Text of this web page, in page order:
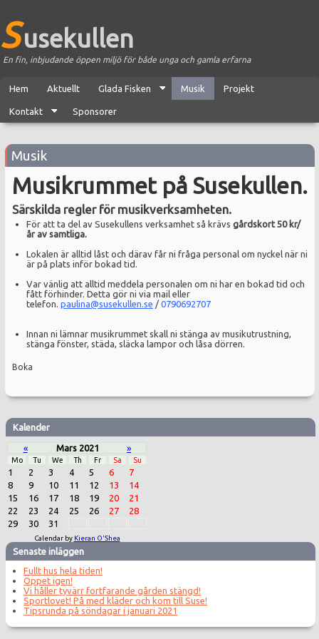
S usekullen
En fin, inbjudande öppen miljö för både unga och gamla erfarna
Hem Aktuellt Glada Fisken Musik Projekt
Kontakt Sponsorer
Musik
Musikrummet på Susekullen.
Särskilda regler för musikverksamheten.
För att ta del av Susekullens verksamhet så krävs gårdskort 50 kr/
år av samtliga.
Lokalen är alltid låst och därav får ni fråga personal om nyckel när ni
är på plats inför bokad tid.
Var vänlig att alltid meddela personalen om ni har en bokad tid och
fått förhinder. Detta gör ni via mail eller
telefon. paulina@susekullen.se / 0790692707
Innan ni lämnar musikrummet skall ni stänga av musikutrustning,
stänga fönster, städa, släcka lampor och låsa dörren.
Boka
Kalender
« Mars 2021 »
Mo Tu We Th Fr Sa Su
1 2 3 4 5 6
7
8
9 10 11 12 13
14
15
16 17 18 19 20
21
22
23 24 25 26 27
28
29
30 31
Calendar by Kieran O'Shea
Senaste inläggen
Fullt hus hela tiden!
Öppet igen!
Vi håller tyvärr fortfarande gården stängd!
Sportlovet! På med kläder och kom till Suse!
Tipsrunda på söndagar i januari 2021